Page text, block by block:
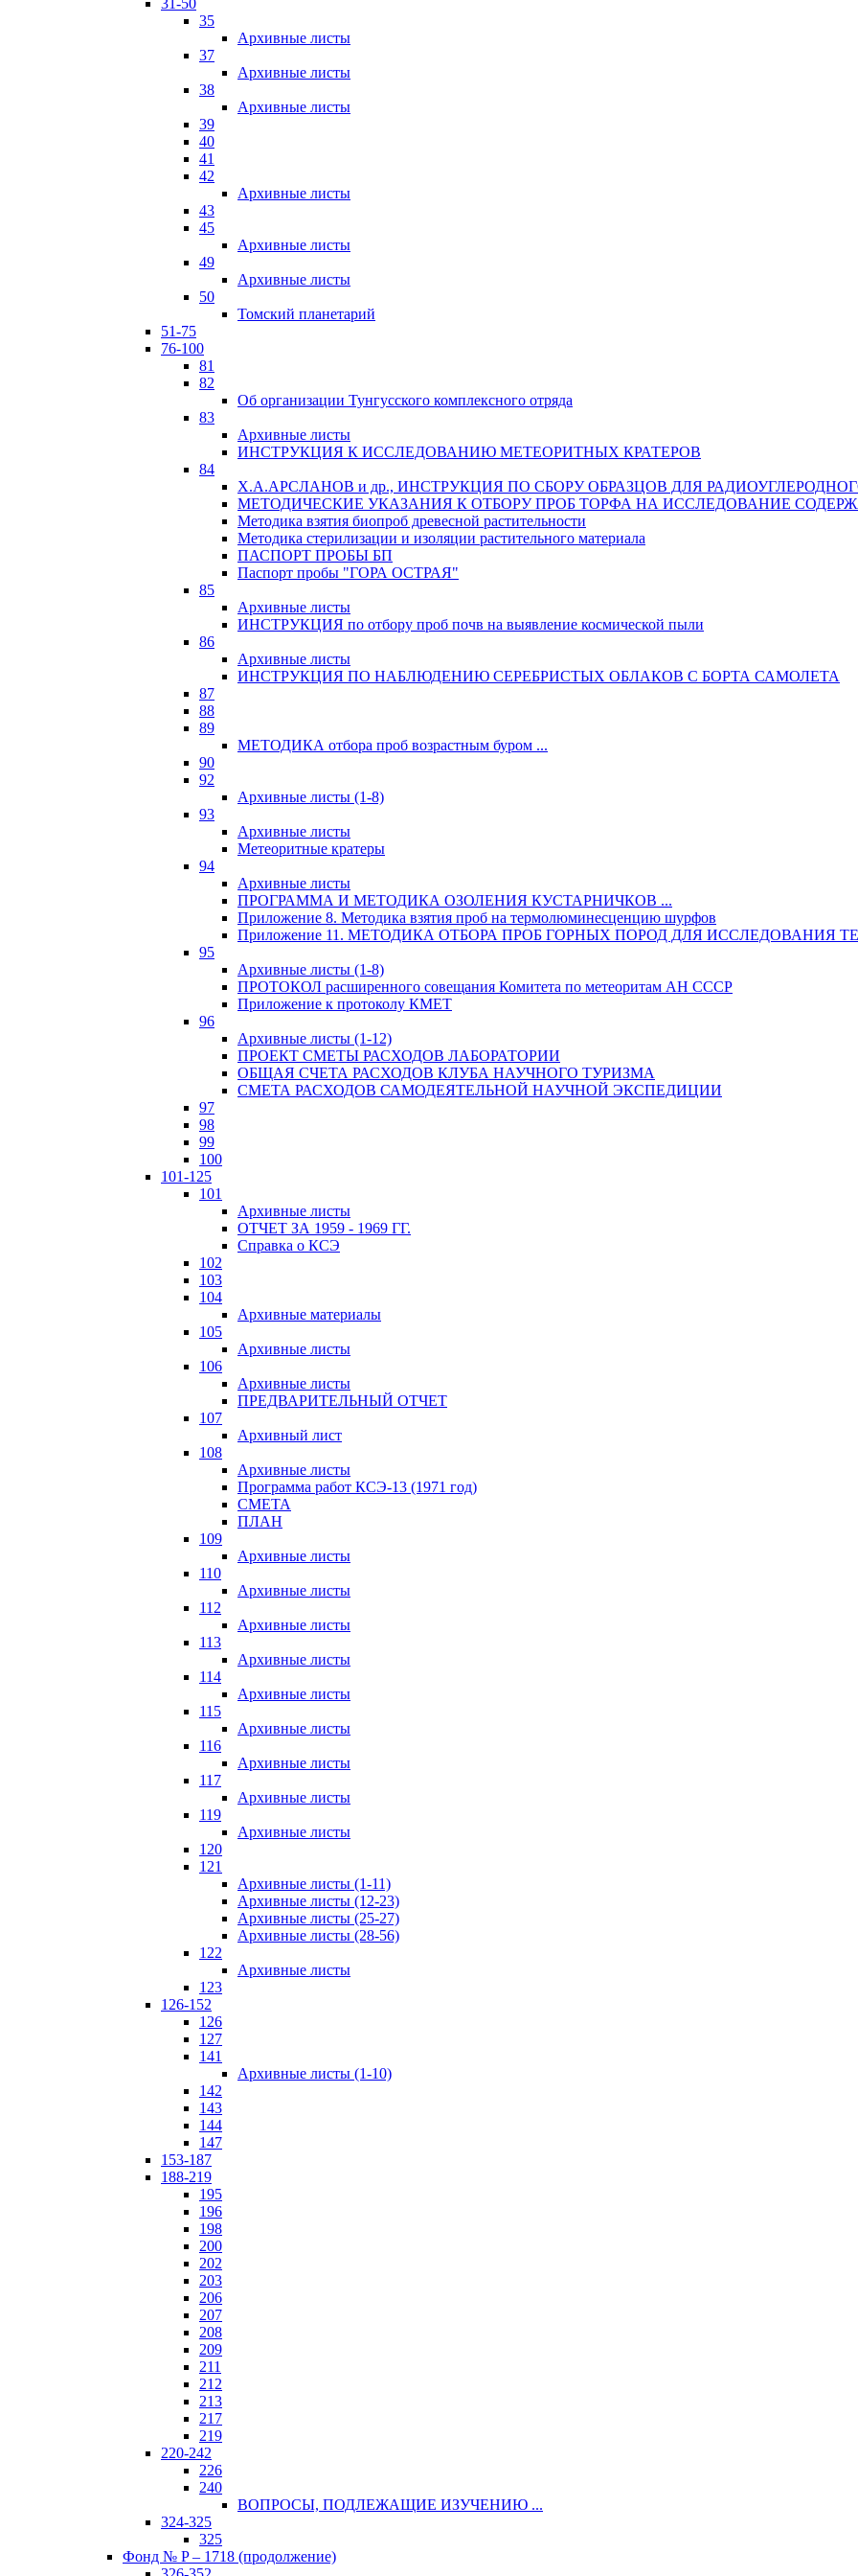
31-50
35
Архивные листы
37
Архивные листы
38
Архивные листы
39
40
41
42
Архивные листы
43
45
Архивные листы
49
Архивные листы
50
Томский планетарий
51-75
76-100
81
82
Об организации Тунгусского комплексного отряда
83
Архивные листы
ИНСТРУКЦИЯ К ИССЛЕДОВАНИЮ МЕТЕОРИТНЫХ КРАТЕРОВ
84
Х.А.АРСЛАНОВ и др., ИНСТРУКЦИЯ ПО СБОРУ ОБРАЗЦОВ ДЛЯ
МЕТОДИЧЕСКИЕ УКАЗАНИЯ К ОТБОРУ ПРОБ ТОРФА НА ИССЛЕДОВАНИЕ
Методика взятия биопроб древесной растительности
Методика стерилизации и изоляции растительного материала
ПАСПОРТ ПРОБЫ БП
Паспорт пробы "ГОРА ОСТРАЯ"
85
Архивные листы
ИНСТРУКЦИЯ по отбору проб почв на выявление космической пыли
86
Архивные листы
ИНСТРУКЦИЯ ПО НАБЛЮДЕНИЮ СЕРЕБРИСТЫХ ОБЛАКОВ С БОРТА САМОЛЕТА
87
88
89
МЕТОДИКА отбора проб возрастным буром ...
90
92
Архивные листы (1-8)
93
Архивные листы
Метеоритные кратеры
94
Архивные листы
ПРОГРАММА И МЕТОДИКА ОЗОЛЕНИЯ КУСТАРНИЧКОВ ...
Приложение 8. Методика взятия проб на термолюминесценцию шурфов
Приложение 11. МЕТОДИКА ОТБОРА ПРОБ ГОРНЫХ ПОРОД ДЛЯ
95
Архивные листы (1-8)
ПРОТОКОЛ расширенного совещания Комитета по метеоритам АН СССР
Приложение к протоколу КМЕТ
96
Архивные листы (1-12)
ПРОЕКТ СМЕТЫ РАСХОДОВ ЛАБОРАТОРИИ
ОБЩАЯ СЧЕТА РАСХОДОВ КЛУБА НАУЧНОГО ТУРИЗМА
СМЕТА РАСХОДОВ САМОДЕЯТЕЛЬНОЙ НАУЧНОЙ ЭКСПЕДИЦИИ
97
98
99
100
101-125
101
Архивные листы
ОТЧЕТ ЗА 1959 - 1969 ГГ.
Справка о КСЭ
102
103
104
Архивные материалы
105
Архивные листы
106
Архивные листы
ПРЕДВАРИТЕЛЬНЫЙ ОТЧЕТ
107
Архивный лист
108
Архивные листы
Программа работ КСЭ-13 (1971 год)
СМЕTA
ПЛАН
109
Архивные листы
110
Архивные листы
112
Архивные листы
113
Архивные листы
114
Архивные листы
115
Архивные листы
116
Архивные листы
117
Архивные листы
119
Архивные листы
120
121
Архивные листы (1-11)
Архивные листы (12-23)
Архивные листы (25-27)
Архивные листы (28-56)
122
Архивные листы
123
126-152
126
127
141
Архивные листы (1-10)
142
143
144
147
153-187
188-219
195
196
198
200
202
203
206
207
208
209
211
212
213
217
219
220-242
226
240
ВОПРОСЫ, ПОДЛЕЖАЩИЕ ИЗУЧЕНИЮ ...
324-325
325
Фонд № P – 1718 (продолжение)